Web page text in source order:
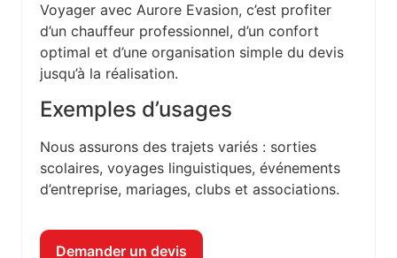
Voyager avec Aurore Evasion, c’est profiter
d’un chauffeur professionnel, d’un confort
optimal et d’une organisation simple du devis
jusqu’à la réalisation.
Exemples d’usages
Nous assurons des trajets variés : sorties
scolaires, voyages linguistiques, événements
d’entreprise, mariages, clubs et associations.
Demander un devis